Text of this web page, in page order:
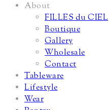
About
FILLES du CIEL
Boutique
Gallery
Wholesale
Contact
Tableware
Lifestyle
Wear